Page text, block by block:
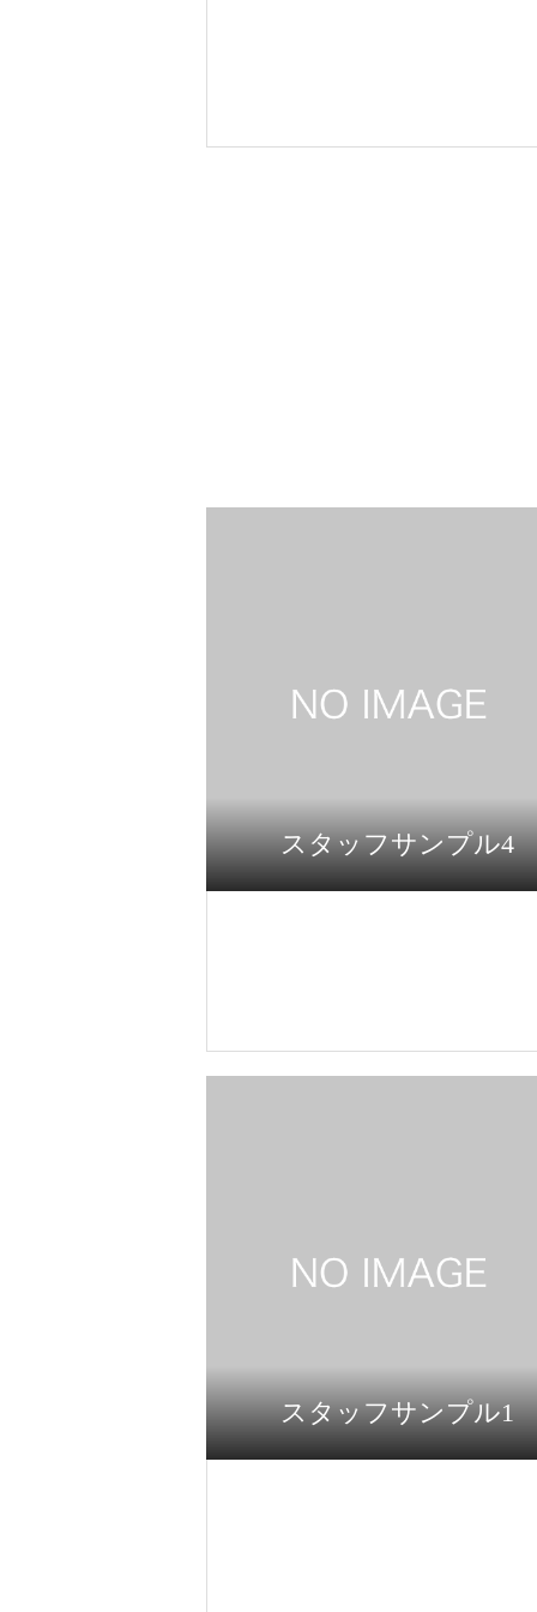
スタッフサンプル4
スタッフサンプル1